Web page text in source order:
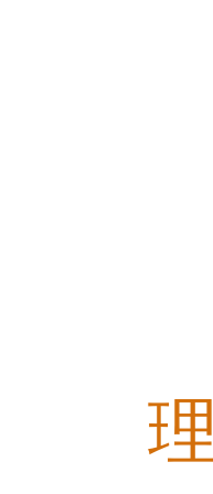
理